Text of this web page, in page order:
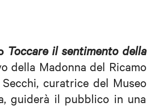
Toccare il sentimento della
della Madonna del Ricamo
curatrice del Museo
guiderà il pubblico in una